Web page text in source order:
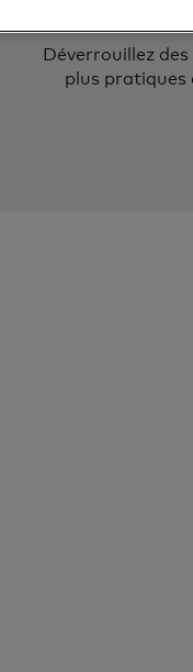
Déverrouillez
plus pratiques